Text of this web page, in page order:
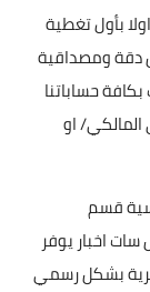
بأول تغطية
دقة ومصداقية
حساباتنا
او
قسم
اخبار يوفر
بشكل رسمي